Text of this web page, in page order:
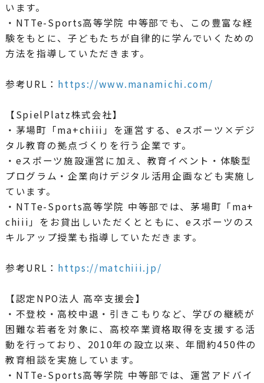
います。
・NTTe-Sports高等学院 中等部でも、この豊富な経
験をもとに、子どもたちが自律的に学んでいくための
方法を指導していただきます。
参考URL： https://www.manamichi.com/
【SpielPlatz株式会社】
・茅場町「ma+chiii」を運営する、eスポーツ×デジ
タル教育の拠点づくりを行う企業です。
・eスポーツ施設運営に加え、教育イベント・体験型
プログラム・企業向けデジタル活用企画なども実施し
ています。
・NTTe-Sports高等学院 中等部では、茅場町「ma+
chiii」をお貸出しいただくとともに、eスポーツのス
キルアップ授業も指導していただきます。
参考URL： https://matchiii.jp/
【認定NPO法人 高卒支援会】
・不登校・高校中退・引きこもりなど、学びの継続が
困難な若者を対象に、高校卒業資格取得を支援する活
動を行っており、2010年の設立以来、年間約450件の
教育相談を実施しています。
・NTTe-Sports高等学院 中等部では、運営アドバイ